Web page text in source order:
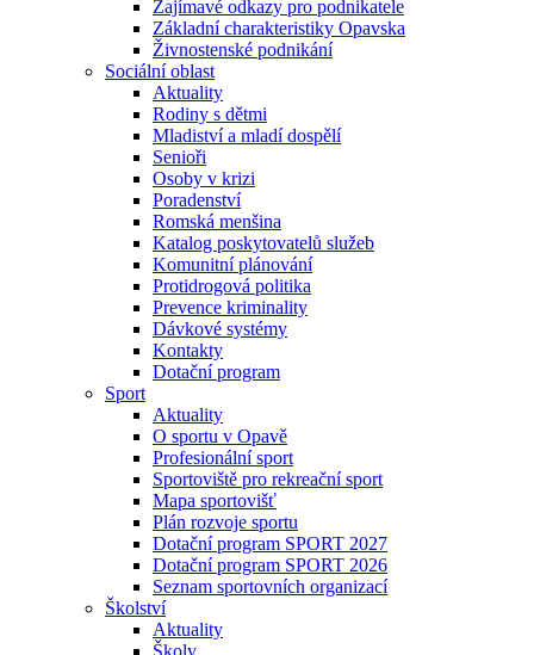
Zajímavé odkazy pro podnikatele
Základní charakteristiky Opavska
Živnostenské podnikání
Sociální oblast
Aktuality
Rodiny s dětmi
Mladiství a mladí dospělí
Senioři
Osoby v krizi
Poradenství
Romská menšina
Katalog poskytovatelů služeb
Komunitní plánování
Protidrogová politika
Prevence kriminality
Dávkové systémy
Kontakty
Dotační program
Sport
Aktuality
O sportu v Opavě
Profesionální sport
Sportoviště pro rekreační sport
Mapa sportovišť
Plán rozvoje sportu
Dotační program SPORT 2027
Dotační program SPORT 2026
Seznam sportovních organizací
Školství
Aktuality